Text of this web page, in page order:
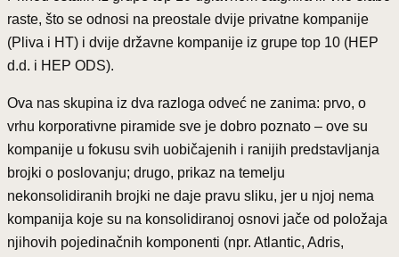
raste, što se odnosi na preostale dvije privatne kompanije
(Pliva i HT) i dvije državne kompanije iz grupe top 10 (HEP
d.d. i HEP ODS).
Ova nas skupina iz dva razloga odveć ne zanima: prvo, o
vrhu korporativne piramide sve je dobro poznato – ove su
kompanije u fokusu svih uobičajenih i ranijih predstavljanja
brojki o poslovanju; drugo, prikaz na temelju
nekonsolidiranih brojki ne daje pravu sliku, jer u njoj nema
kompanija koje su na konsolidiranoj osnovi jače od položaja
njihovih pojedinačnih komponenti (npr. Atlantic, Adris,